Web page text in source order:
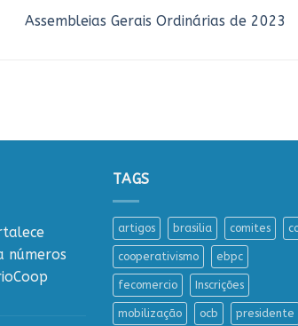
Assembleias Gerais Ordinárias de 2023
números
TAGS
artigos brasilia comites
cooperativismo ebpc
fecomercio Inscrições
mobilização ocb presidente